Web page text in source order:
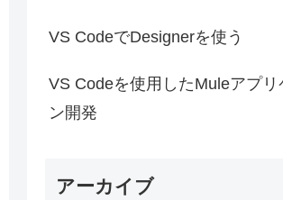
VS CodeでDesignerを使う
VS Codeを使用したMuleアプリ
ン開発
アーカイブ